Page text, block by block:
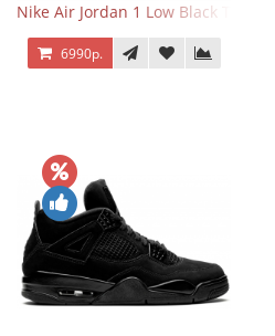
Nike Air Jordan 1 Low Black Toe
6990р.